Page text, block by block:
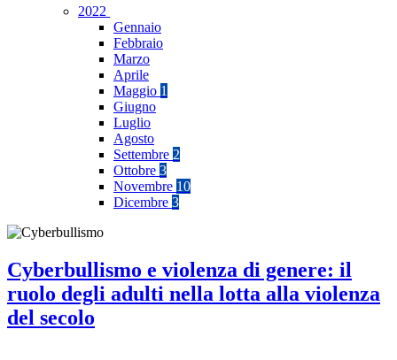
2022
Gennaio
Febbraio
Marzo
Aprile
Maggio 1
Giugno
Luglio
Agosto
Settembre 2
Ottobre 3
Novembre 10
Dicembre 3
Cyberbullismo e violenza di genere: il
ruolo degli adulti nella lotta alla violenza
del secolo